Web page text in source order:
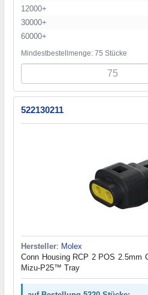
12000+
30000+
60000+
Mindestbestellmenge: 75 Stücke
522130211
Hersteller: Molex
Conn Housing RCP 2 POS 2.5mm
Mizu-P25™ Tray